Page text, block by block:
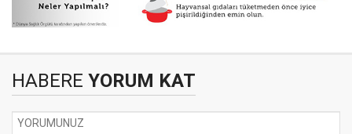
HABERE YORUM KAT